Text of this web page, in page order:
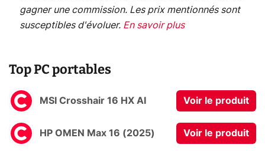
gagner une commission. Les prix mentionnés sont
susceptibles d'évoluer. En savoir plus
Top PC portables
MSI Crosshair 16 HX AI Voir le produit
HP OMEN Max 16 (2025) Voir le produit